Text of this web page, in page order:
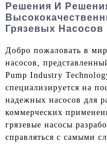
Решения И
Грязевых Насосов
Добро пожаловать в
насосов,
Pump Industry
специализируется на
надежных насосов для
коммерческих
грязевые насосы
справляться с самыми